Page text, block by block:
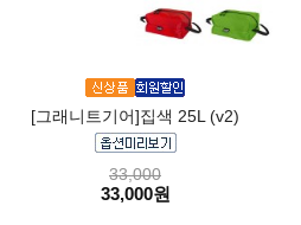
[그래니트기어]집색 25L (v2)
33,000
33,000원